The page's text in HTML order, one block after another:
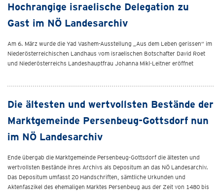
Hochrangige israelische Delegation zu
Gast im NÖ Landesarchiv
Am 6. März wurde die Yad Vashem-Ausstellung „Aus dem Leben gerissen“ im
Niederösterreichischen Landhaus vom israelischen Botschafter David Roet
und Niederösterreichs Landeshauptfrau Johanna Mikl-Leitner eröffnet
Die ältesten und wertvollsten Bestände der
Marktgemeinde Persenbeug-Gottsdorf nun
im NÖ Landesarchiv
Ende übergab die Marktgemeinde Persenbeug-Gottsdorf die ältesten und
wertvollsten Bestände ihres Archivs als Depositum an das NÖ Landesarchiv.
Das Depositum umfasst 20 Handschriften, sämtliche Urkunden und
Aktenfaszikel des ehemaligen Marktes Persenbeug aus der Zeit von 1480 bis